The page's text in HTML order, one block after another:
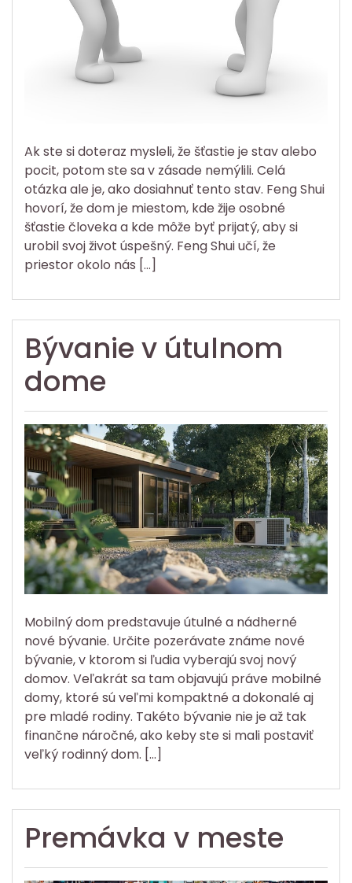
Ak ste si doteraz mysleli, že šťastie je stav alebo
pocit, potom ste sa v zásade nemýlili. Celá
otázka ale je, ako dosiahnuť tento stav. Feng Shui
hovorí, že dom je miestom, kde žije osobné
šťastie človeka a kde môže byť prijatý, aby si
urobil svoj život úspešný. Feng Shui učí, že
priestor okolo nás […]
Bývanie v útulnom
dome
Mobilný dom predstavuje útulné a nádherné
nové bývanie. Určite pozerávate známe nové
bývanie, v ktorom si ľudia vyberajú svoj nový
domov. Veľakrát sa tam objavujú práve mobilné
domy, ktoré sú veľmi kompaktné a dokonalé aj
pre mladé rodiny. Takéto bývanie nie je až tak
finančne náročné, ako keby ste si mali postaviť
veľký rodinný dom. […]
Premávka v meste